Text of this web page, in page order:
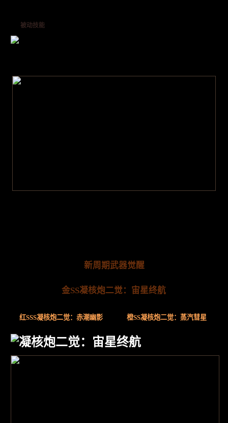
被动技能
新周期武器觉醒
金SS凝核炮二觉：宙星终航
红SSS凝核炮二觉：赤潮幽影 橙SS凝核炮二觉：蒸汽彗星
凝核炮二觉：宙星终航